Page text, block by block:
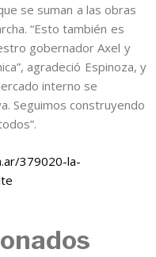
se suman a las obras
“Esto también es
gobernador Axel y
agradeció Espinoza, y
interno se
Seguimos construyendo
379020-la-